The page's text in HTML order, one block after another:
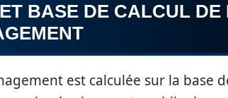
BASE DE CALCUL DE
est calculée sur la base